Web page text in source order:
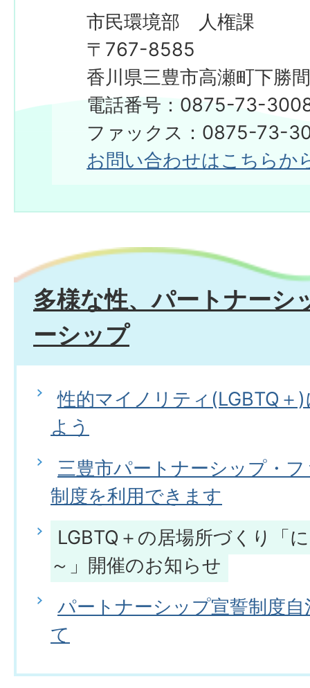
市民環境部 人権課
〒767-8585
香川県三豊市高瀬町下勝
電話番号：0875-73-
ファックス：0875-73-
お問い合わせはこちらか
多様な性、パートナーシ
ーシップ
性的マイノリティ(LGBTQ＋
よう
三豊市パートナーシップ・
制度を利用できます
LGBTQ＋の居場所づくり「
～」開催のお知らせ
パートナーシップ宣誓制度
て